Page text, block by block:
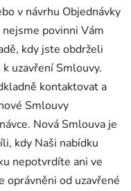
v návrhu Objednávky
nejsme povinni Vám
kdy jste obdrželi
uzavření Smlouvy.
kontaktovat a
Smlouvy
Nová Smlouva je
kdy Naši nabídku
nepotvrdíte ani ve
oprávněni od uzavřené